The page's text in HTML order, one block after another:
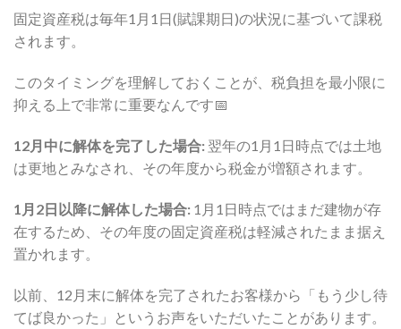
固定資産税は毎年1月1日(賦課期日)の状況に基づいて課税
されます。
このタイミングを理解しておくことが、税負担を最小限に
抑える上で非常に重要なんです📅
12月中に解体を完了した場合: 翌年の1月1日時点では土地
は更地とみなされ、その年度から税金が増額されます。
1月2日以降に解体した場合: 1月1日時点ではまだ建物が存
在するため、その年度の固定資産税は軽減されたまま据え
置かれます。
以前、12月末に解体を完了されたお客様から「もう少し待
てば良かった」というお声をいただいたことがあります。